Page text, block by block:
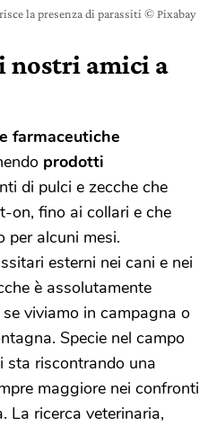
la presenza di parassiti © Pixabay
nostri amici a
farmaceutiche
prodotti
di pulci e zecche che
on, fino ai collari e che
per alcuni mesi.
esterni nei cani e nei
è assolutamente
viviamo in campagna o
Specie nel campo
sta riscontrando una
maggiore nei confronti
La ricerca veterinaria,